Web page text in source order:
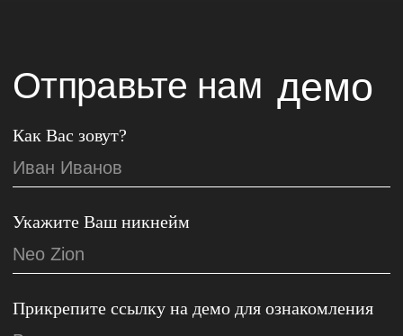
ОТПРАВИТЬ
Новости